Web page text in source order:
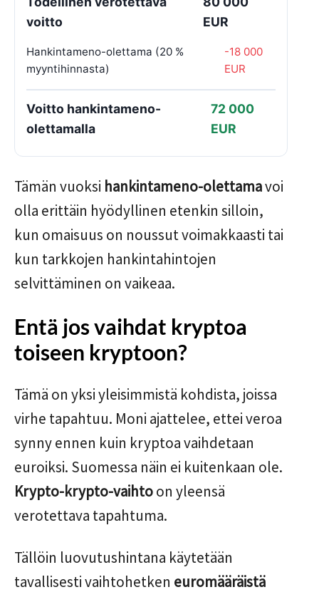
voitto
EUR
Hankintameno-olettama (20 %
myyntihinnasta)
-18 000
EUR
Voitto hankintameno-
olettamalla
72 000
EUR
Tämän vuoksi hankintameno-olettamavoi
olla erittäin hyödyllinen etenkin silloin,
kun omaisuus on noussut voimakkaasti tai
kun tarkkojen hankintahintojen
selvittäminen on vaikeaa.
Entä jos vaihdat kryptoa
toiseen kryptoon?
Tämä on yksi yleisimmistä kohdista, joissa
virhe tapahtuu. Moni ajattelee, ettei veroa
synny ennen kuin kryptoa vaihdetaan
euroiksi. Suomessa näin ei kuitenkaan ole.
Krypto-krypto-vaihtoon yleensä
verotettava tapahtuma.
Tällöin luovutushintana käytetään
tavallisesti vaihtohetken euromääräistä